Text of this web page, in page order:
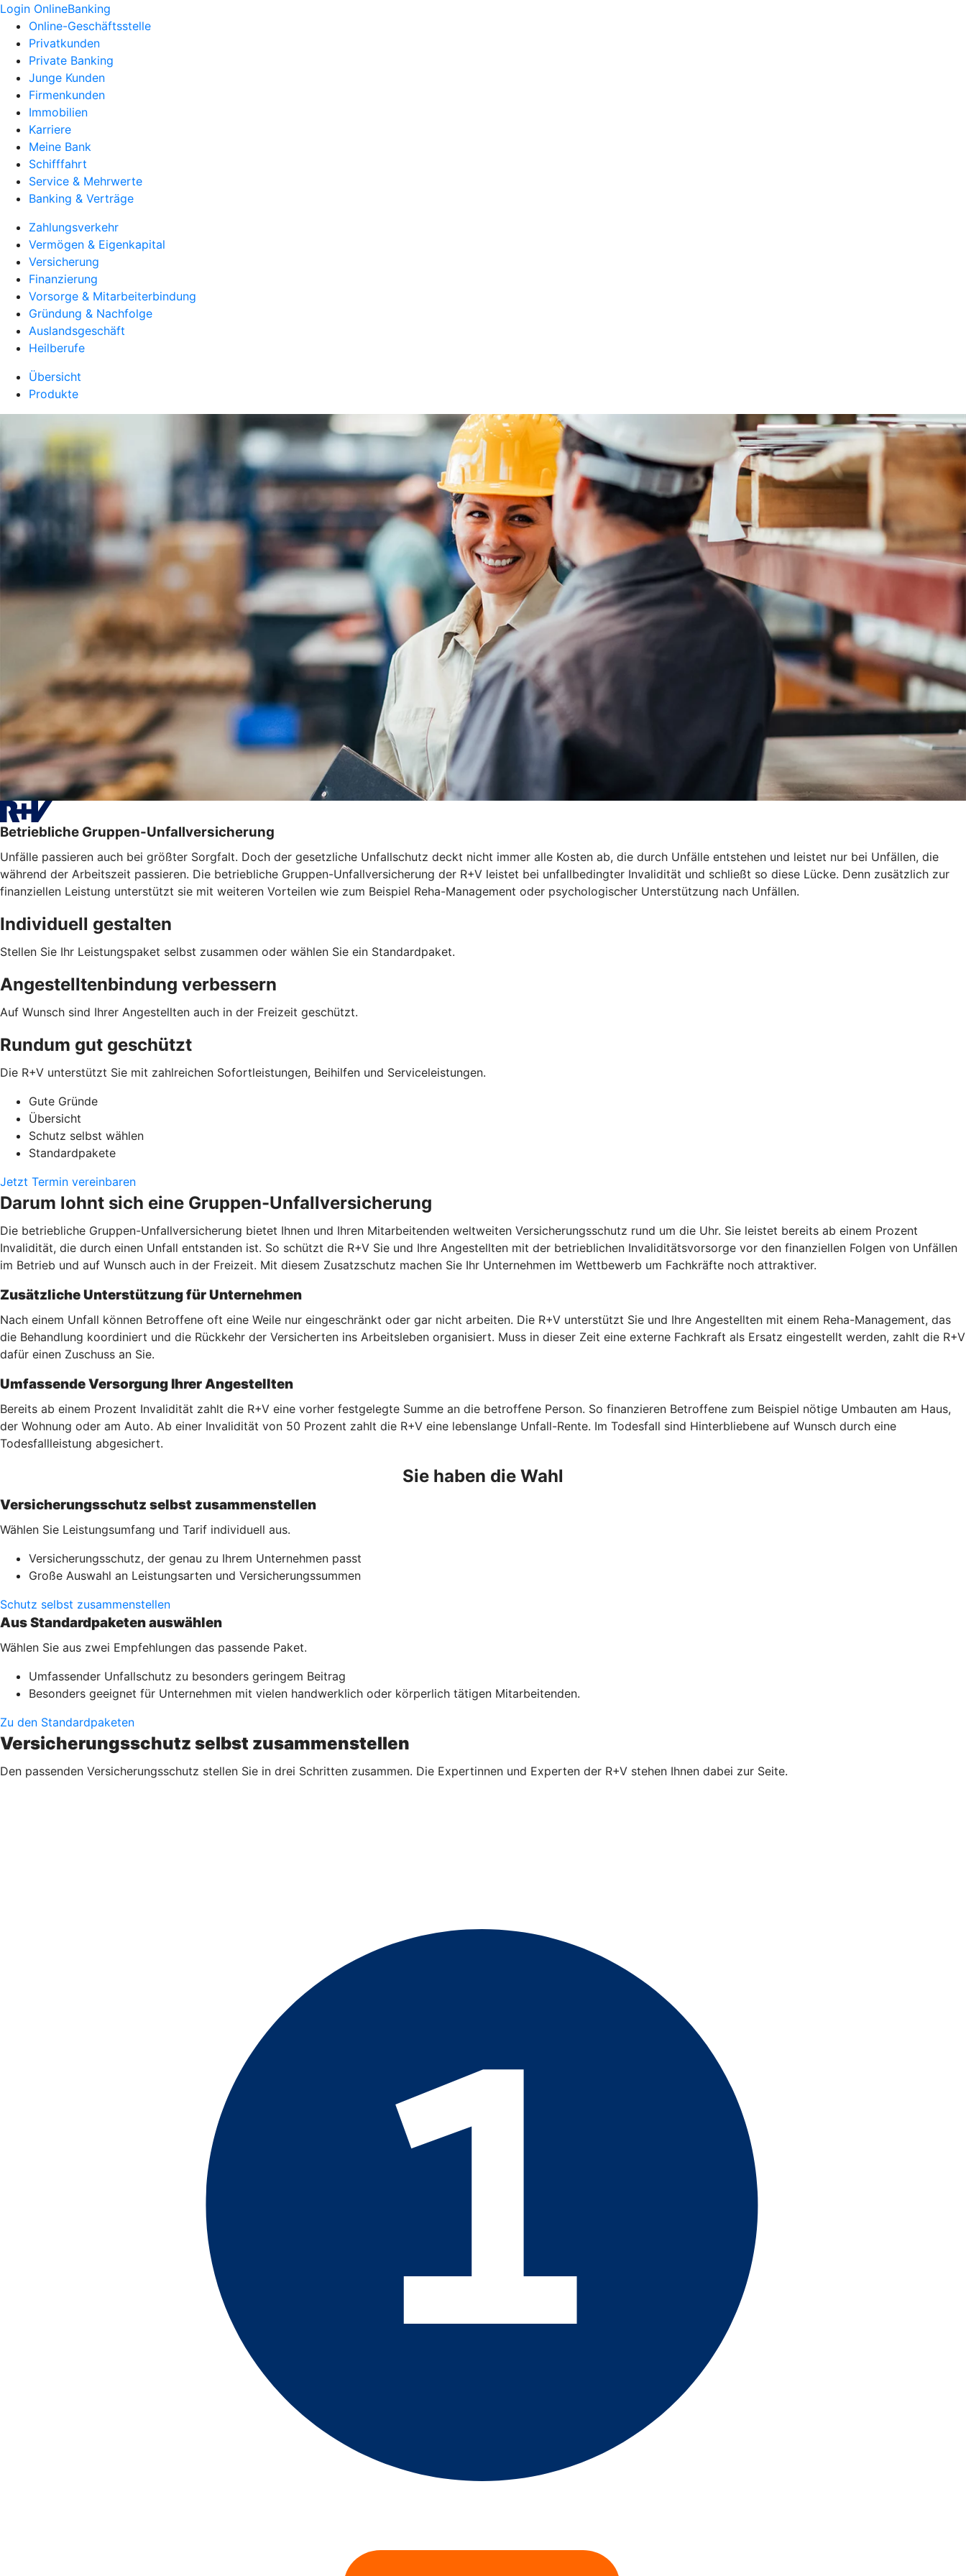
Login OnlineBanking
Online-Geschäftsstelle
Privatkunden
Private Banking
Junge Kunden
Firmenkunden
Immobilien
Karriere
Meine Bank
Schifffahrt
Service & Mehrwerte
Banking & Verträge
Zahlungsverkehr
Vermögen & Eigenkapital
Versicherung
Finanzierung
Vorsorge & Mitarbeiterbindung
Gründung & Nachfolge
Auslandsgeschäft
Heilberufe
Übersicht
Produkte
Betriebliche Gruppen-Unfallversicherung
Unfälle passieren auch bei größter Sorgfalt. Doch der gesetzliche Unfallschutz deckt nicht immer alle Kosten ab, die durch Unfälle entstehen und leistet nur bei Unfällen, die
während der Arbeitszeit passieren. Die betriebliche Gruppen-Unfallversicherung der R+V leistet bei unfallbedingter Invalidität und schließt so diese Lücke. Denn zusätzlich zur
finanziellen Leistung unterstützt sie mit weiteren Vorteilen wie zum Beispiel Reha-Management oder psychologischer Unterstützung nach Unfällen.
Individuell gestalten
Stellen Sie Ihr Leistungspaket selbst zusammen oder wählen Sie ein Standardpaket.
Angestelltenbindung verbessern
Auf Wunsch sind Ihrer Angestellten auch in der Freizeit geschützt.
Rundum gut geschützt
Die R+V unterstützt Sie mit zahlreichen Sofortleistungen, Beihilfen und Serviceleistungen.
Gute Gründe
Übersicht
Schutz selbst wählen
Standardpakete
Jetzt Termin vereinbaren
Darum lohnt sich eine Gruppen-Unfallversicherung
Die betriebliche Gruppen-Unfallversicherung bietet Ihnen und Ihren Mitarbeitenden weltweiten Versicherungsschutz rund um die Uhr. Sie leistet bereits ab einem Prozent
Invalidität, die durch einen Unfall entstanden ist. So schützt die R+V Sie und Ihre Angestellten mit der betrieblichen Invaliditätsvorsorge vor den finanziellen Folgen von Unfällen
im Betrieb und auf Wunsch auch in der Freizeit. Mit diesem Zusatzschutz machen Sie Ihr Unternehmen im Wettbewerb um Fachkräfte noch attraktiver.
Zusätzliche Unterstützung für Unternehmen
Nach einem Unfall können Betroffene oft eine Weile nur eingeschränkt oder gar nicht arbeiten. Die R+V unterstützt Sie und Ihre Angestellten mit einem Reha-Management, das
die Behandlung koordiniert und die Rückkehr der Versicherten ins Arbeitsleben organisiert. Muss in dieser Zeit eine externe Fachkraft als Ersatz eingestellt werden, zahlt die R+V
dafür einen Zuschuss an Sie.
Umfassende Versorgung Ihrer Angestellten
Bereits ab einem Prozent Invalidität zahlt die R+V eine vorher festgelegte Summe an die betroffene Person. So finanzieren Betroffene zum Beispiel nötige Umbauten am Haus,
der Wohnung oder am Auto. Ab einer Invalidität von 50 Prozent zahlt die R+V eine lebenslange Unfall-Rente. Im Todesfall sind Hinterbliebene auf Wunsch durch eine
Todesfallleistung abgesichert.
Sie haben die Wahl
Versicherungsschutz selbst zusammenstellen
Wählen Sie Leistungsumfang und Tarif individuell aus.
Versicherungsschutz, der genau zu Ihrem Unternehmen passt
Große Auswahl an Leistungsarten und Versicherungssummen
Schutz selbst zusammenstellen
Aus Standardpaketen auswählen
Wählen Sie aus zwei Empfehlungen das passende Paket.
Umfassender Unfallschutz zu besonders geringem Beitrag
Besonders geeignet für Unternehmen mit vielen handwerklich oder körperlich tätigen Mitarbeitenden.
Zu den Standardpaketen
Versicherungsschutz selbst zusammenstellen
Den passenden Versicherungsschutz stellen Sie in drei Schritten zusammen. Die Expertinnen und Experten der R+V stehen Ihnen dabei zur Seite.